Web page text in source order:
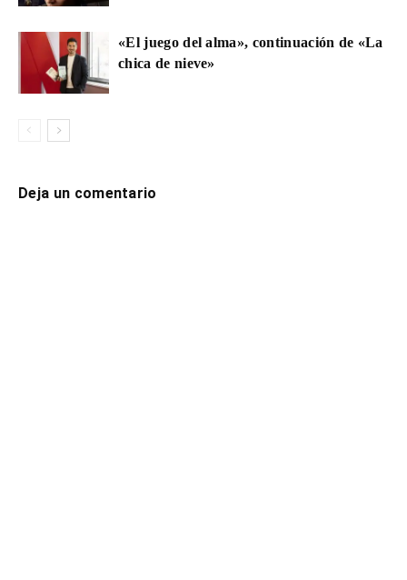
«El juego del alma», continuación de «La
chica de nieve»
Deja un comentario